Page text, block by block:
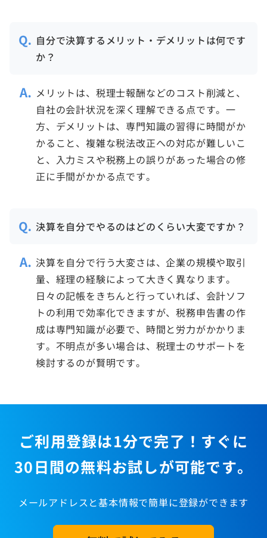
自分で決算するメリット・デメリットは何です
か？
メリットは、税理士報酬などのコスト削減と、
自社の会計状況を深く理解できる点です。一
方、デメリットは、専門知識の習得に時間がか
かること、複雑な税法改正への対応が難しいこ
と、入力ミスや税務上の誤りがあった場合の修
正に手間がかかる点です。
決算を自分でやるのはどのくらい大変ですか？
決算を自分で行う大変さは、企業の規模や取引
量、経理の経験によって大きく異なります。
日々の記帳をきちんと行っていれば、会計ソフ
トの利用で効率化できますが、税務申告書の作
成は専門知識が必要で、時間と労力がかかりま
す。不明点が多い場合は、税理士のサポートを
検討するのが賢明です。
ご利用登録は1分で完了！すぐに
30日間の無料お試しが可能です。
メールアドレスと基本情報で簡単に登録ができます